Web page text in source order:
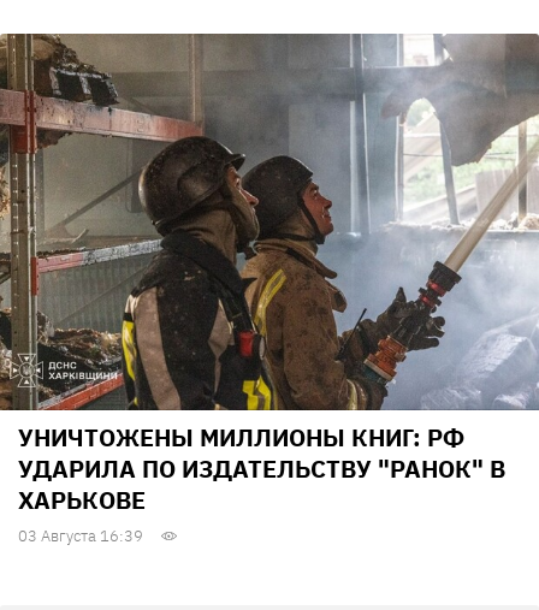
УНИЧТОЖЕНЫ МИЛЛИОНЫ КНИГ: РФ
УДАРИЛА ПО ИЗДАТЕЛЬСТВУ "РАНОК" В
ХАРЬКОВЕ
03 Августа 16:39